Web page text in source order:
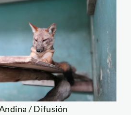
/ Difusión